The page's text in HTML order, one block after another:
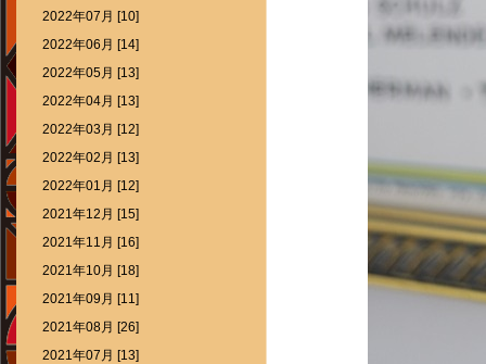
2022年07月 [10]
2022年06月 [14]
2022年05月 [13]
2022年04月 [13]
2022年03月 [12]
2022年02月 [13]
2022年01月 [12]
2021年12月 [15]
2021年11月 [16]
2021年10月 [18]
2021年09月 [11]
2021年08月 [26]
2021年07月 [13]